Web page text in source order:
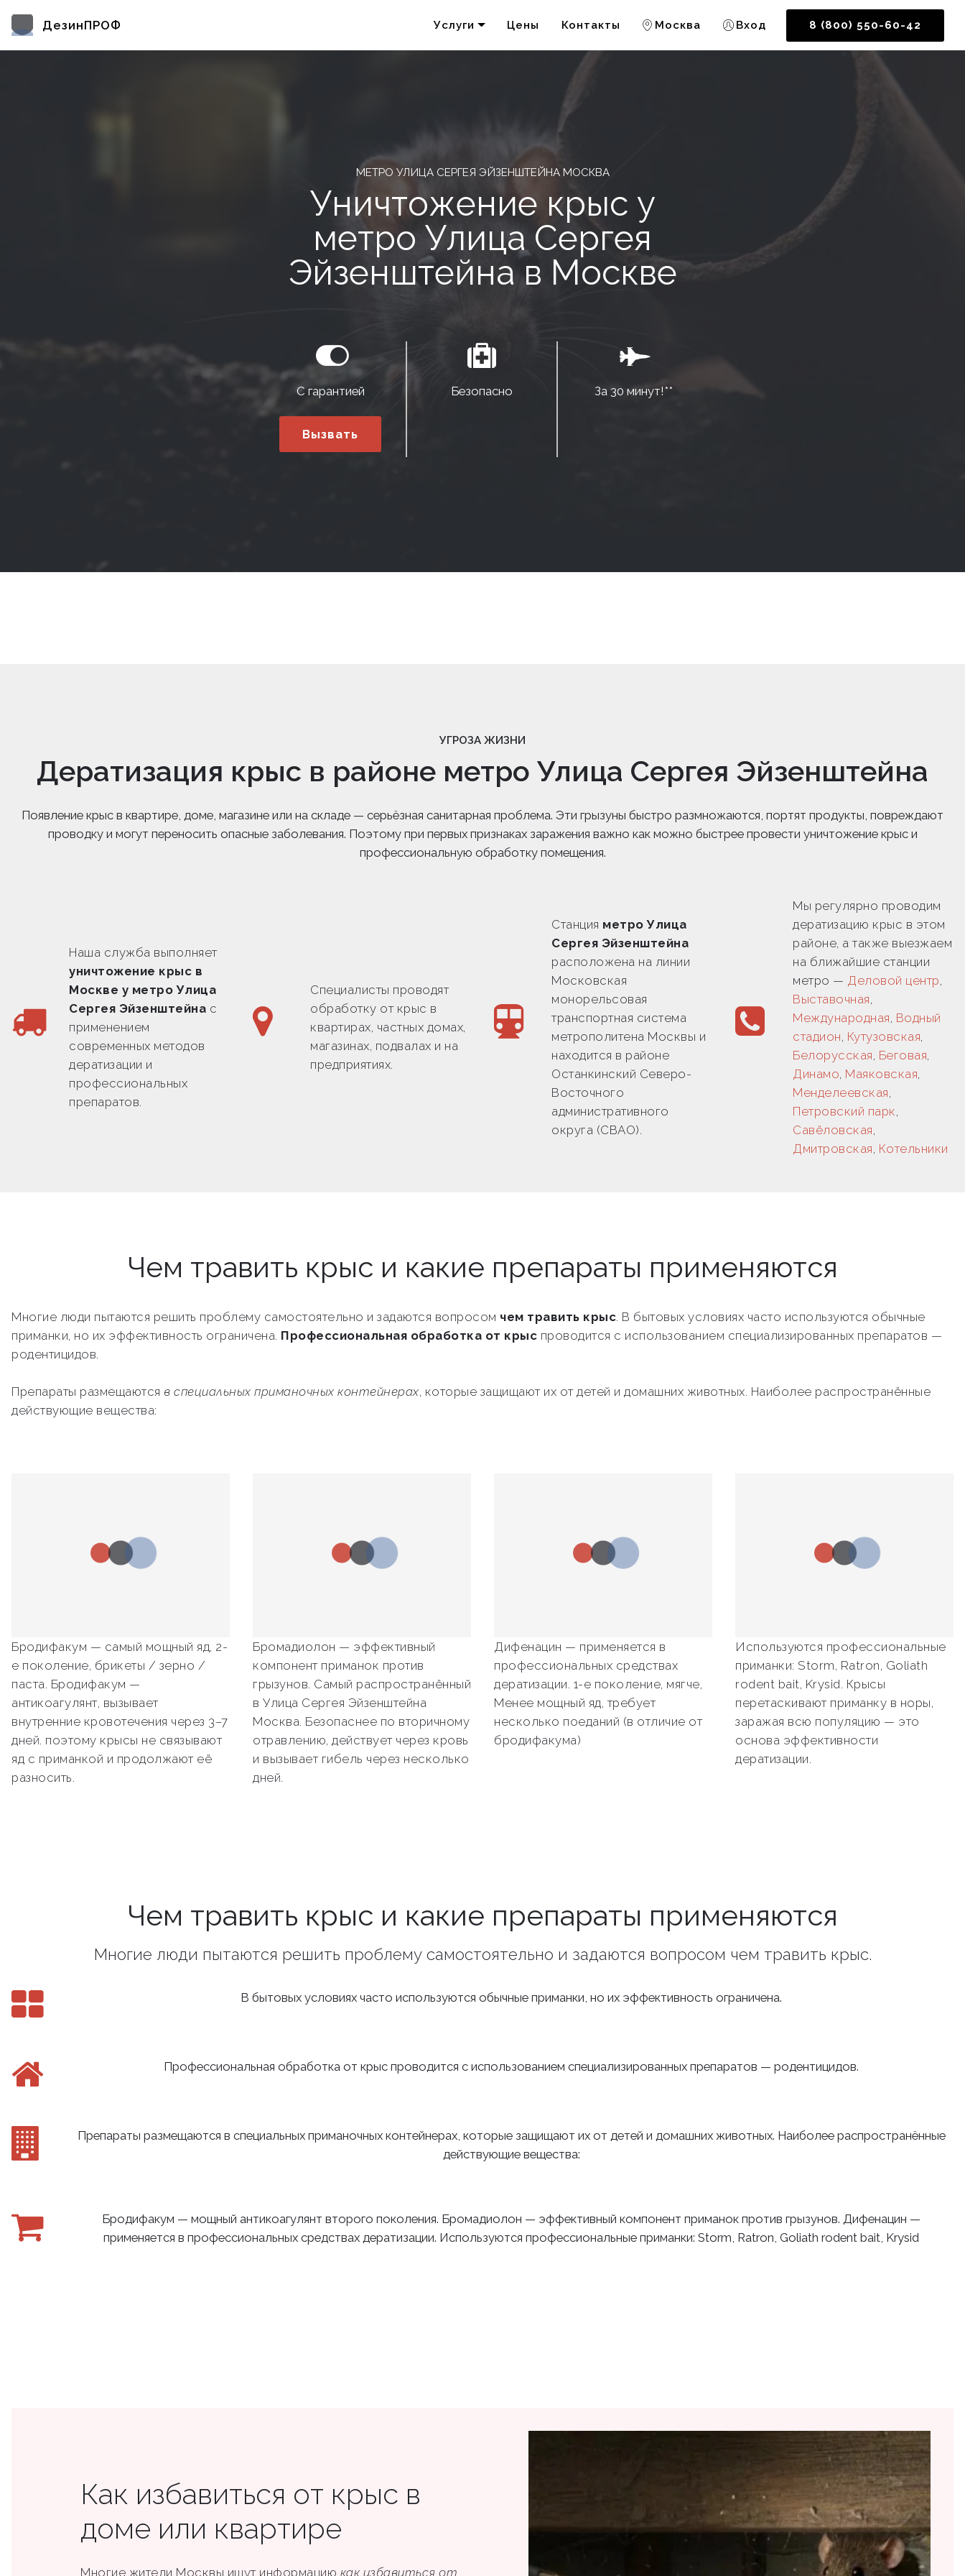
ДезинПРОФ Услуги Цены Контакты Москва Вход 8 (800) 550-60-42
МЕТРО УЛИЦА СЕРГЕЯ ЭЙЗЕНШТЕЙНА МОСКВА
Уничтожение крыс у
метро Улица Сергея
Эйзенштейна в Москве
С гарантией
Вызвать
Безопасно За 30 минут!**
УГРОЗА ЖИЗНИ
Дератизация крыс в районе метро Улица Сергея Эйзенштейна
Появление крыс в квартире, доме, магазине или на складе — серьёзная санитарная проблема. Эти грызуны быстро размножаются, портят продукты, повреждают
проводку и могут переносить опасные заболевания. Поэтому при первых признаках заражения важно как можно быстрее провести уничтожение крыс и
профессиональную обработку помещения.
Наша служба выполняет
уничтожение крыс в
Москве у метро Улица
Сергея Эйзенштейна с
применением
современных методов
дератизации и
профессиональных
препаратов.
Специалисты проводят
обработку от крыс в
квартирах, частных домах,
магазинах, подвалах и на
предприятиях.
Станция метро Улица
Сергея Эйзенштейна
расположена на линии
Московская
монорельсовая
транспортная система
метрополитена Москвы и
находится в районе
Останкинский Северо-
Восточного
административного
округа (СВАО).
Мы регулярно проводим
дератизацию крыс в этом
районе, а также выезжаем
на ближайшие станции
метро — Деловой центр,
Выставочная,
Международная, Водный
стадион, Кутузовская,
Белорусская, Беговая,
Динамо, Маяковская,
Менделеевская,
Петровский парк,
Савёловская,
Дмитровская, Котельники
Чем травить крыс и какие препараты применяются
Многие люди пытаются решить проблему самостоятельно и задаются вопросом чем травить крыс. В бытовых условиях часто используются обычные
приманки, но их эффективность ограничена. Профессиональная обработка от крыс проводится с использованием специализированных препаратов —
родентицидов.
Препараты размещаются в специальных приманочных контейнерах, которые защищают их от детей и домашних животных. Наиболее распространённые
действующие вещества:
Бродифакум — самый мощный яд, 2-
е поколение, брикеты / зерно /
паста. Бродифакум —
антикоагулянт, вызывает
внутренние кровотечения через 3–7
дней. поэтому крысы не связывают
яд с приманкой и продолжают её
разносить.
Бромадиолон — эффективный
компонент приманок против
грызунов. Самый распространённый
в Улица Сергея Эйзенштейна
Москва. Безопаснее по вторичному
отравлению, действует через кровь
и вызывает гибель через несколько
дней.
Дифенацин — применяется в
профессиональных средствах
дератизации. 1-е поколение, мягче,
Менее мощный яд, требует
несколько поеданий (в отличие от
бродифакума)
Используются профессиональные
приманки: Storm, Ratron, Goliath
rodent bait, Krysid. Крысы
перетаскивают приманку в норы,
заражая всю популяцию — это
основа эффективности
дератизации.
Чем травить крыс и какие препараты применяются
Многие люди пытаются решить проблему самостоятельно и задаются вопросом чем травить крыс.
В бытовых условиях часто используются обычные приманки, но их эффективность ограничена.
Профессиональная обработка от крыс проводится с использованием специализированных препаратов — родентицидов.
Препараты размещаются в специальных приманочных контейнерах, которые защищают их от детей и домашних животных. Наиболее распространённые
действующие вещества:
Бродифакум — мощный антикоагулянт второго поколения. Бромадиолон — эффективный компонент приманок против грызунов. Дифенацин —
применяется в профессиональных средствах дератизации. Используются профессиональные приманки: Storm, Ratron, Goliath rodent bait, Krysid
Как избавиться от крыс в
доме или квартире
Многие жители Москвы ищут информацию как избавиться от